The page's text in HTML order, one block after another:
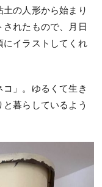
の人形から始まり
れたもので、月日
にイラストしてくれ
」。ゆるくて生き
暮らしているよう